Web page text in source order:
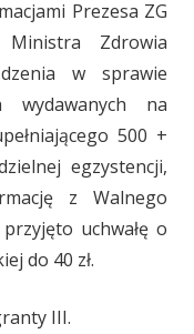
Prezesa ZG
Zdrowia
w sprawie
wydawanych na
500 +
egzystencji,
z Walnego
uchwałę o
do 40 zł.
III.